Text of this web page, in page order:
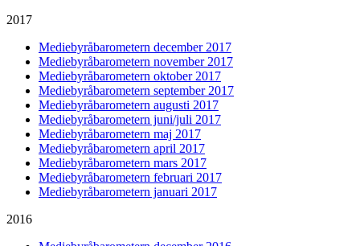
2017
Mediebyråbarometern december 2017
Mediebyråbarometern november 2017
Mediebyråbarometern oktober 2017
Mediebyråbarometern september 2017
Mediebyråbarometern augusti 2017
Mediebyråbarometern juni/juli 2017
Mediebyråbarometern maj 2017
Mediebyråbarometern april 2017
Mediebyråbarometern mars 2017
Mediebyråbarometern februari 2017
Mediebyråbarometern januari 2017
2016